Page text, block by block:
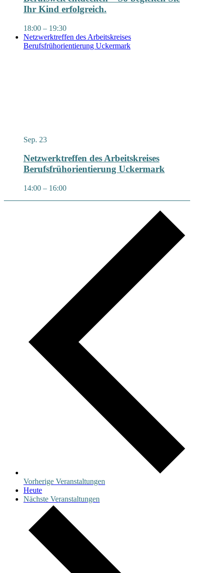
Ihr Kind erfolgreich.
18:00 – 19:30
Netzwerktreffen des Arbeitskreises
Berufsfrühorientierung Uckermark
Sep. 23
Netzwerktreffen des Arbeitskreises
Berufsfrühorientierung Uckermark
14:00 – 16:00
Vorherige Veranstaltungen
Heute
Nächste Veranstaltungen